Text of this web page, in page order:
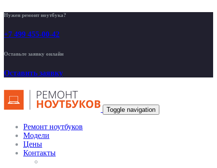
Нужен ремонт ноутбука?
+7 499 455-00-42
Оставьте заявку онлайн
Оставить заявку
Toggle navigation
Ремонт ноутбуков
Модели
Цены
Контакты